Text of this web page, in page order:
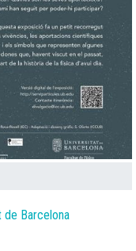
de Barcelona